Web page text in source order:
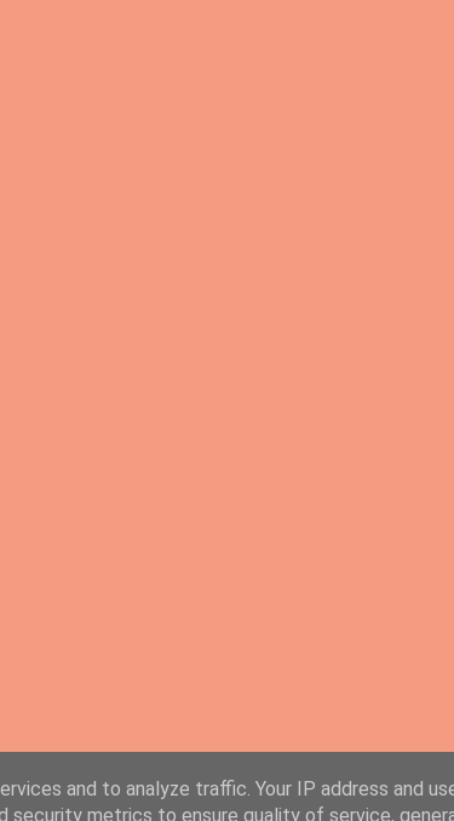
and to analyze traffic. Your IP address and
security metrics to ensure quality of service,